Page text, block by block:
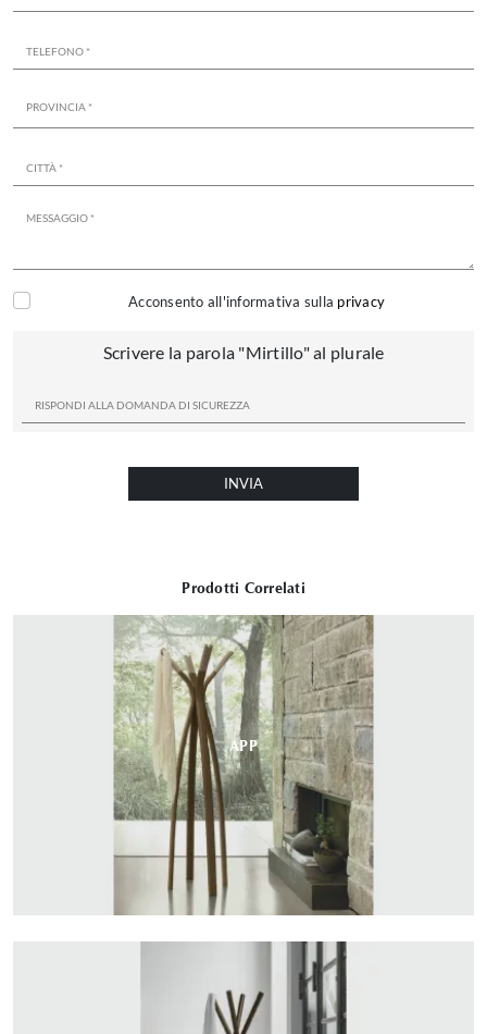
Prodotti Correlati
APP
Acconsento all'informativa sulla privacy
Scrivere la parola "Mirtillo" al plurale
INVIA